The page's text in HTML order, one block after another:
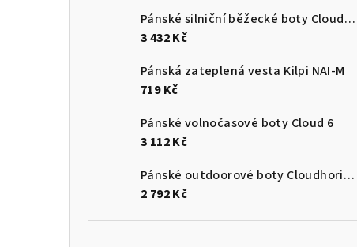
Pánské silniční běžecké boty Cloudsurfer Max
3 432 Kč
Pánská zateplená vesta Kilpi NAI-M
719 Kč
Pánské volnočasové boty Cloud 6
3 112 Kč
Pánské outdoorové boty Cloudhorizon
2 792 Kč